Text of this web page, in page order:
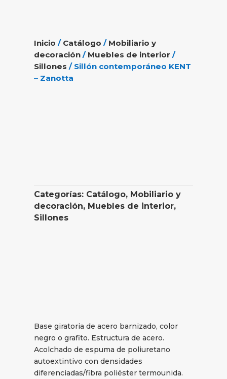
Inicio / Catálogo / Mobiliario y
decoración / Muebles de interior /
Sillones / Sillón contemporáneo KENT
– Zanotta
Categorías: Catálogo, Mobiliario y
decoración, Muebles de interior,
Sillones
Base giratoria de acero barnizado, color
negro o grafito. Estructura de acero.
Acolchado de espuma de poliuretano
autoextintivo con densidades
diferenciadas/fibra poliéster termounida.